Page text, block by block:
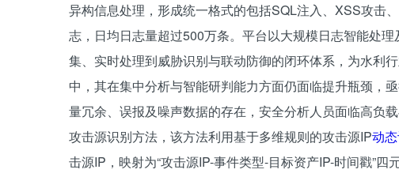
异构信息处理，形成统一格式的包括SQL注入、XSS攻击
志，日均日志量超过500万条。平台以大规模日志智能处
集、实时处理到威胁识别与联动防御的闭环体系，为水利
中，其在集中分析与智能研判能力方面仍面临提升瓶颈，
量冗余、误报及噪声数据的存在，安全分析人员面临高负
攻击源识别方法，该方法利用基于多维规则的攻击源IP动
击源IP，映射为“攻击源IP-事件类型-目标资产IP-时间戳”